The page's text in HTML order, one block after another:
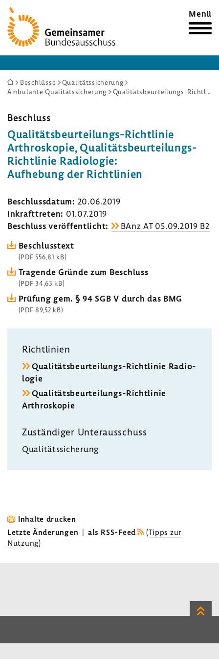
Zur
Startseite
Menü
Sie
sind
Beschlüsse
Qualitätssicherung
Ambulante Qualitätssicherung
Qualitätsbeurteilungs-Richtlinie Arthroskopie, Qualitätsbeurteilungs-Richtlinie Radiologie: Aufhebung der Richtlinien
Beschluss
Qualitätsbeurteilungs-​Richtlinie
Arthro­skopie, Qualitätsbeurteilungs-​
Richtlinie Radio­logie:
Aufhe­bung der Richt­li­nien
Beschluss­datum: 20.06.2019
Inkraft­treten: 01.07.2019
Beschluss veröf­fent­licht:
BAnz AT 05.09.2019 B2
Beschluss­text
(PDF 556,81 kB)
Tragende Gründe zum Beschluss
(PDF 34,63 kB)
Prüfung gem. § 94 SGB V durch das BMG
(PDF 89,52 kB)
Richt­li­nien
Qualitätsbeurteilungs-​Richtlinie Radio­
logie
Qualitätsbeurteilungs-​Richtlinie
Arthro­skopie
Zustän­diger Unter­aus­schuss
Quali­täts­si­che­rung
Inhalte drucken
Letzte Änderungen | als RSS-Feed (Tipps zur
Nutzung)
Zum